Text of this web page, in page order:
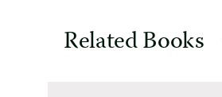
Related Books